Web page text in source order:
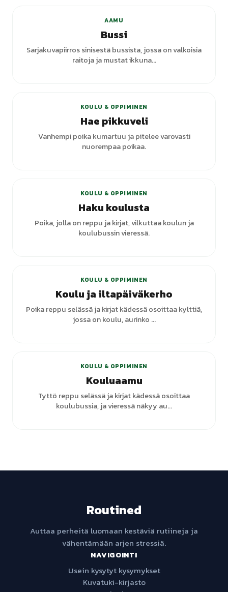
AAMU
Bussi
Sarjakuvapiirros sinisestä bussista, jossa on valkoisia
raitoja ja mustat ikkuna...
KOULU & OPPIMINEN
Hae pikkuveli
Vanhempi poika kumartuu ja pitelee varovasti
nuorempaa poikaa.
KOULU & OPPIMINEN
Haku koulusta
Poika, jolla on reppu ja kirjat, vilkuttaa koulun ja
koulubussin vieressä.
KOULU & OPPIMINEN
Koulu ja iltapäiväkerho
Poika reppu selässä ja kirjat kädessä osoittaa kylttiä,
jossa on koulu, aurinko ...
KOULU & OPPIMINEN
Kouluaamu
Tyttö reppu selässä ja kirjat kädessä osoittaa
koulubussia, ja vieressä näkyy au...
Routined
Auttaa perheitä luomaan kestäviä rutiineja ja
vähentämään arjen stressiä.
NAVIGOINTI
Usein kysytyt kysymykset
Kuvatuki-kirjasto